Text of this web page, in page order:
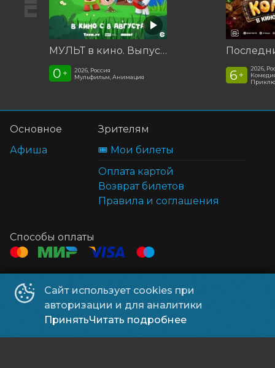
МУЛЬТ в кино. Выпуск №198. Некогда скучать
0 +
2026, Россия
Мульфильм, Анимация
6 +
2026,
Сайт использует cookies при
авторизации и для аналитики
ПринятьЧитать подробнее
Основное
Афиша
Зрителям
🎟️ Мои билеты
Оплата картой
Возврат билетов
Правила и соглашения
Способы оплаты
Контакты
ТЦ Клён
+7 914 322-70-60
ТЦ Мега +7 914 689-28-11